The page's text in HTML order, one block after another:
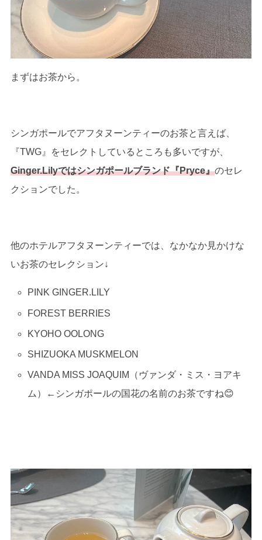
まずはお茶から。
シンガポールでアフタヌーンティーのお茶と言えば、
『TWG』をセレクトしているところも多いですが、
Ginger.Lilyではシンガポールブランド『Pryce』のセレ
クションでした。
他のホテルアフタヌーンティーでは、なかなか見かけな
いお茶のセレクション↓
PINK GINGER.LILY
FOREST BERRIES
KYOHO OOLONG
SHIZUOKA MUSKMELON
VANDA MISS JOAQUIM（ヴァンダ・ミス・ヨアキ
ム）←シンガポールの国花の名前のお茶ですね😊